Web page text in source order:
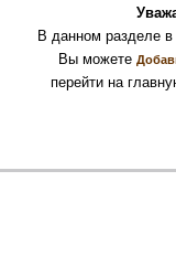
В данном разделе
Вы можете
перейти на